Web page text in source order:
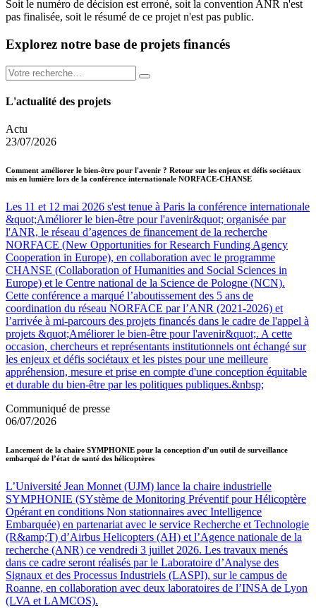
Soit le numéro de décision est erroné, soit la convention ANR n'est
pas finalisée, soit le résumé de ce projet n'est pas public.
Explorez notre base de projets financés
L'actualité des projets
Actu
23/07/2026
Comment améliorer le bien-être pour l'avenir ? Retour sur les enjeux et défis sociétaux
mis en lumière lors de la conférence internationale NORFACE-CHANSE
Les 11 et 12 mai 2026 s'est tenue à Paris la conférence internationale
&quot;Améliorer le bien-être pour l'avenir&quot; organisée par
l'ANR, le réseau d’agences de financement de la recherche
NORFACE (New Opportunities for Research Funding Agency
Cooperation in Europe), en collaboration avec le programme
CHANSE (Collaboration of Humanities and Social Sciences in
Europe) et le Centre national de la Science de Pologne (NCN).
Cette conférence a marqué l’aboutissement des 5 ans de
coordination du réseau NORFACE par l’ANR (2021-2026) et
l’arrivée à mi-parcours des projets financés dans le cadre de l'appel à
projets &quot;Améliorer le bien-être pour l'avenir&quot;. A cette
occasion, chercheurs et représentants institutionnels ont échangé sur
les enjeux et défis sociétaux et les pistes pour une meilleure
appréhension, mesure et prise en compte d'une conception équitable
et durable du bien-être par les politiques publiques.&nbsp;
Communiqué de presse
06/07/2026
Lancement de la chaire SYMPHONIE pour la conception d’un outil de surveillance
embarqué de l’état de santé des hélicoptères
L’Université Jean Monnet (UJM) lance la chaire industrielle
SYMPHONIE (SYstème de Monitoring Préventif pour Hélicoptère
Opérant en conditions Non stationnaires avec Intelligence
Embarquée) en partenariat avec le service Recherche et Technologie
(R&amp;T) d’Airbus Helicopters (AH) et l’Agence nationale de la
recherche (ANR) ce vendredi 3 juillet 2026. Les travaux menés
dans ce cadre seront réalisés par le Laboratoire d’Analyse des
Signaux et des Processus Industriels (LASPI), sur le campus de
Roanne, en collaboration avec deux laboratoires de l’INSA de Lyon
(LVA et LAMCOS).